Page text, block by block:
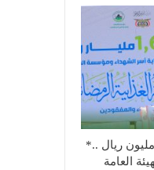
مليار و600 مليون ريال ..*
العامة